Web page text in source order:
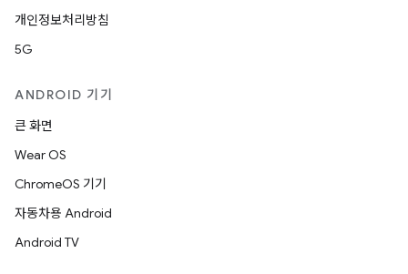
개인정보처리방침
5G
ANDROID 기기
큰 화면
Wear OS
ChromeOS 기기
자동차용 Android
Android TV